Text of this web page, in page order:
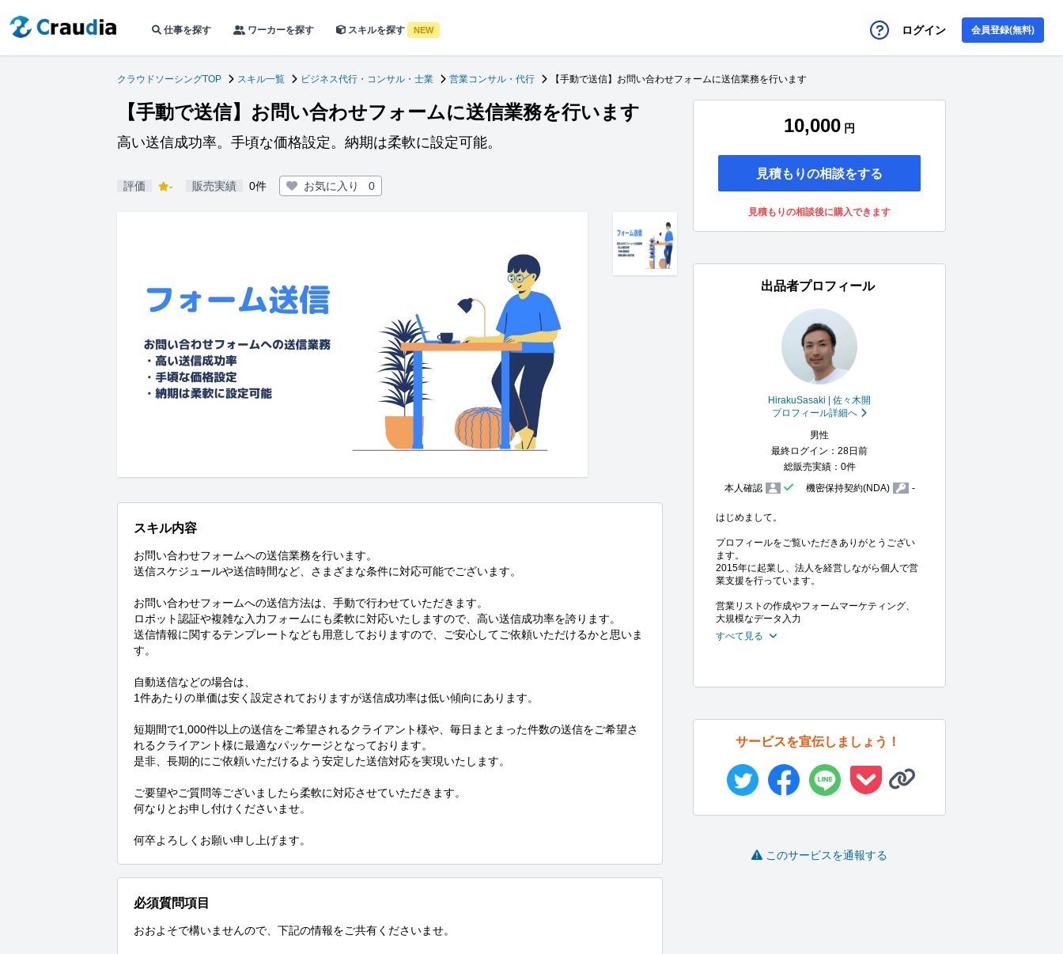
仕事を探す ワーカーを探す スキルを探す NEW ログイン 会員登録(無料)
クラウドソーシングTOP スキル一覧 ビジネス代行・コンサル・士業 営業コンサル・代行 【手動で送信】お問い合わせフォームに送信業務を行います
【手動で送信】お問い合わせフォームに送信業務を行います
高い送信成功率。手頃な価格設定。納期は柔軟に設定可能。
評価 - 販売実績 0件 お気に入り 0
スキル内容
お問い合わせフォームへの送信業務を行います。
送信スケジュールや送信時間など、さまざまな条件に対応可能でございます。
お問い合わせフォームへの送信方法は、手動で行わせていただきます。
ロボット認証や複雑な入力フォームにも柔軟に対応いたしますので、高い送信成功率を誇ります。
送信情報に関するテンプレートなども用意しておりますので、ご安心してご依頼いただけるかと思いま
す。
自動送信などの場合は、
1件あたりの単価は安く設定されておりますが送信成功率は低い傾向にあります。
短期間で1,000件以上の送信をご希望されるクライアント様や、毎日まとまった件数の送信をご希望さ
れるクライアント様に最適なパッケージとなっております。
是非、長期的にご依頼いただけるよう安定した送信対応を実現いたします。
ご要望やご質問等ございましたら柔軟に対応させていただきます。
何なりとお申し付けくださいませ。
何卒よろしくお願い申し上げます。
必須質問項目
おおよそで構いませんので、下記の情報をご共有くださいませ。
10,000 円
見積もりの相談をする
見積もりの相談後に購入できます
出品者プロフィール
HirakuSasaki | 佐々木開
プロフィール詳細へ
男性
最終ログイン：28日前
総販売実績：0件
本人確認
機密保持契約(NDA) -
はじめまして。
プロフィールをご覧いただきありがとうござい
ます。
2015年に起業し、法人を経営しながら個人で営
業支援を行っています。
営業リストの作成やフォームマーケティング、
大規模なデータ入力
すべて見る
サービスを宣伝しましょう！
このサービスを通報する